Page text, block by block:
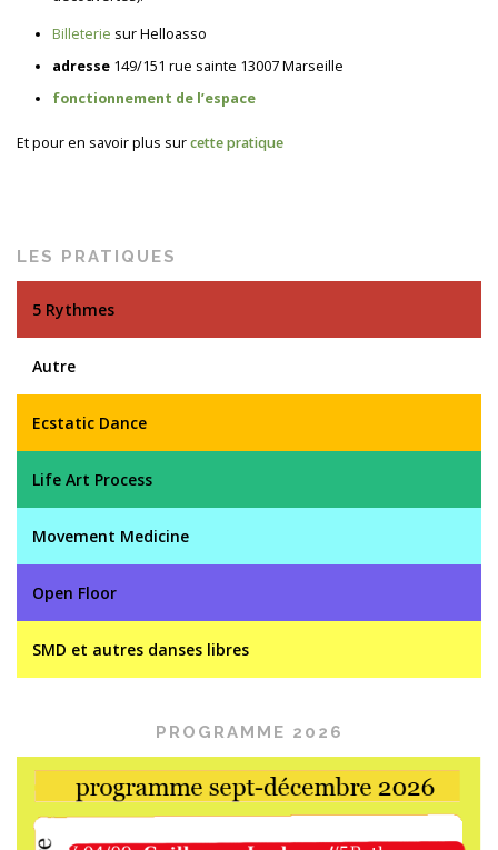
Billeterie sur Helloasso
adresse 149/151 rue sainte 13007 Marseille
fonctionnement de l’espace
Et pour en savoir plus surcette pratique
LES PRATIQUES
5 Rythmes
Autre
Ecstatic Dance
Life Art Process
Movement Medicine
Open Floor
SMD et autres danses libres
PROGRAMME 2026